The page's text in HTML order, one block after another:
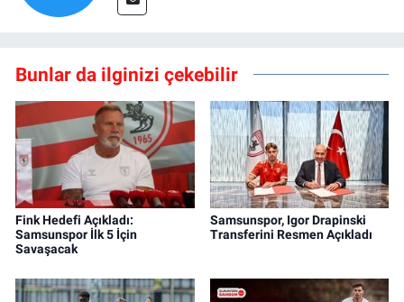
Bunlar da ilginizi çekebilir
Fink Hedefi Açıkladı:
Samsunspor İlk 5 İçin
Savaşacak
Samsunspor, Igor Drapinski
Transferini Resmen Açıkladı